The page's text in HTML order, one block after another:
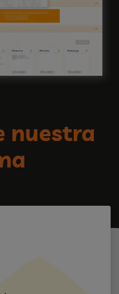
nuestra